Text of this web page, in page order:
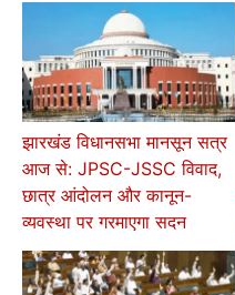
झारखंड विधानसभा मानसून सत्र
आज से: JPSC-JSSC विवाद,
छात्र आंदोलन और कानून-
व्यवस्था पर गरमाएगा सदन